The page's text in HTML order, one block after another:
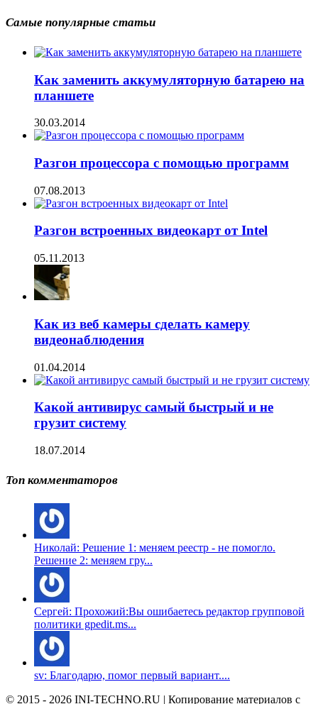
Самые популярные статьи
Как заменить аккумуляторную батарею на
планшете
30.03.2014
Разгон процессора с помощью программ
07.08.2013
Разгон встроенных видеокарт от Intel
05.11.2013
Как из веб камеры сделать камеру
видеонаблюдения
01.04.2014
Какой антивирус самый быстрый и не
грузит систему
18.07.2014
Топ комментаторов
Николай: Решение 1: меняем реестр - не помогло.
Решение 2: меняем гру...
Сергей: Прохожий:Вы ошибаетесь редактор групповой
политики gpedit.ms...
sv: Благодарю, помог первый вариант....
© 2015 - 2026 INI-TECHNO.RU | Копирование материалов с